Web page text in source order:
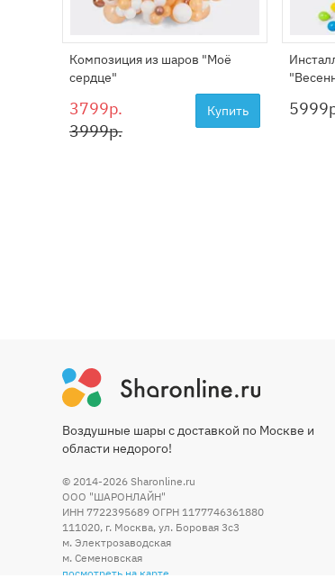
Композиция из шаров "Моё
сердце"
3799р.
3999р.
Купить 5999
Воздушные шары с доставкой по Москве и
области недорого!
© 2014-2026 Sharonline.ru
ООО "ШАРОНЛАЙН"
ИНН 7722395689 ОГРН 1177746361880
111020, г. Москва, ул. Боровая 3c3
м. Электрозаводская
м. Семеновская
посмотреть на карте